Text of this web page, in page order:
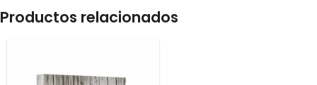
Productos relacionados